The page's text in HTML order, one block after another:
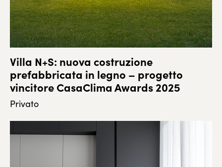
Villa N+S: nuova costruzione
prefabbricata in legno – progetto
vincitore CasaClima Awards 2025
Privato